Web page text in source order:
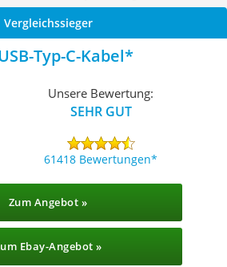
Vergleichssieger
Typ-C-Kabel
Unsere Bewertung:
SEHR GUT
61418 Bewertungen
Zum Angebot »
Ebay-Angebot »